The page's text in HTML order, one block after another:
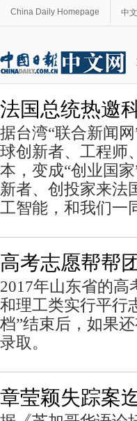
China Daily Homepage 中
法国总统热邀
据台湾“联合新闻
球创新者、工程师
本，变成“创业国
新者、创投家来法
工智能，和我们一
高考志愿帮帮
2017年山东省的
和理工类实行平行
档”结束后，如果
录取。
章莹颖失踪案